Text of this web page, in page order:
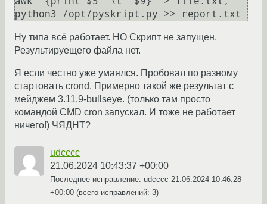
Ну типа всё работает. НО Скрипт не запущен.
Результируещего файла нет.
Я если честно уже умаялся. Пробовал по разному
стартовать crond. Примерно такой же результат с
мейджем 3.11.9-bullseye. (только там просто
командой CMD cron запускал. И тоже не работает
ничего!) ЧЯДНТ?
udcccc
21.06.2024 10:43:37 +00:00
Последнее исправление: udcccc 21.06.2024 10:46:28
+00:00 (всего исправлений: 3)